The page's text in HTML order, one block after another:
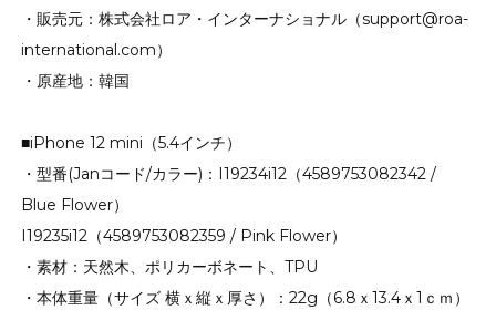
・販売元：株式会社ロア・インターナショナル（support@roa-
international.com）
・原産地：韓国
■iPhone 12 mini（5.4インチ）
・型番(Janコード/カラー)：I19234i12（4589753082342 /
Blue Flower）
I19235i12（4589753082359 / Pink Flower）
・素材：天然木、ポリカーボネート、TPU
・本体重量（サイズ 横ｘ縦ｘ厚さ）：22g（6.8ｘ13.4ｘ1ｃｍ）